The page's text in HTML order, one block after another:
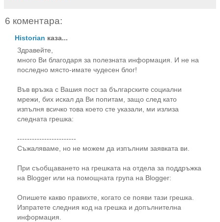
6 коментара:
Historian каза...
Здравейте,
много Ви благодаря за полезната информация. И не на
последно място-имате чудесен блог!
Във връзка с Вашия пост за българските социални
мрежи, бих искал да Ви попитам, защо след като
изпълня всичко това което сте указали, ми излиза
следната грешка:
------------------------
Съжаляваме, но не можем да изпълним заявката ви.
При съобщаването на грешката на отдела за поддръжка
на Blogger или на помощната група на Blogger:
Опишете какво правихте, когато се появи тази грешка.
Изпратете следния код на грешка и допълнителна
информация.